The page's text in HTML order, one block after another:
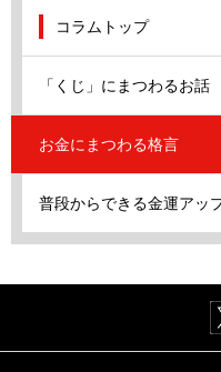
コラムトップ
「くじ」にまつわるお話
お金にまつわる格言
普段からできる金運アッ